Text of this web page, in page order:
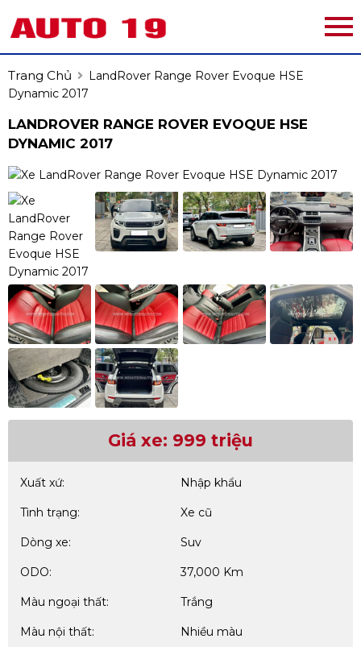
Trang Chủ
LandRover Range Rover Evoque HSE
Dynamic 2017
LANDROVER RANGE ROVER EVOQUE HSE
DYNAMIC 2017
Giá xe: 999 triệu
Xuất xứ: Nhập khẩu
Tình trạng: Xe cũ
Dòng xe: Suv
ODO: 37,000 Km
Màu ngoại thất: Trắng
Màu nội thất: Nhiều màu